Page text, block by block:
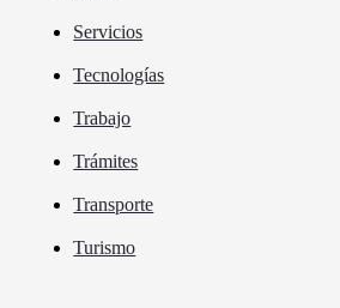
Servicios
Tecnologías
Trabajo
Trámites
Transporte
Turismo